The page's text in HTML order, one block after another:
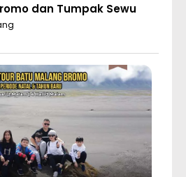
dan Tumpak Sewu